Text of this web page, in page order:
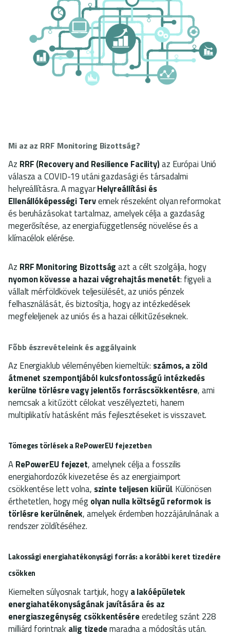
Mi az az RRF Monitoring Bizottság?
Az RRF (Recovery and Resilience Facility)az Európai Unió
válasza a COVID-19 utáni gazdasági és társadalmi
helyreállításra. A magyarHelyreállítási és
Ellenállóképességi Tervennek részeként olyan reformokat
és beruházásokat tartalmaz, amelyek célja a gazdaság
megerősítése, az energiafüggetlenség növelése és a
klímacélok elérése.
Az RRF Monitoring Bizottság azt a célt szolgálja, hogy
nyomon kövesse a hazai végrehajtás menetét: figyeli a
vállalt mérföldkövek teljesülését, az uniós pénzek
felhasználását, és biztosítja, hogy az intézkedések
megfeleljenek az uniós és a hazai célkitűzéseknek.
Főbb észrevételeink és aggályaink
Az Energiaklub véleményében kiemeltük: számos, a zöld
átmenet szempontjából kulcsfontosságú intézkedés
kerülne törlésre vagy jelentős forráscsökkentésre, ami
nemcsak a kitűzött célokat veszélyezteti, hanem
multiplikatív hatásként más fejlesztéseket is visszavet.
Tömeges törlések a RePowerEU fejezetben
A RePowerEU fejezet, amelynek célja a fosszilis
energiahordozók kivezetése és az energiaimport
csökkentése lett volna, szinte teljesen kiürül. Különösen
érthetetlen, hogy még olyan nulla költségű reformok is
törlésre kerülnének, amelyek érdemben hozzájárulnának a
rendszer zöldítéséhez.
Lakossági energiahatékonysági forrás: a korábbi keret tizedére
csökken
Kiemelten súlyosnak tartjuk, hogy a lakóépületek
energiahatékonyságának javítására és az
energiaszegénység csökkentéséreeredetileg szánt 228
milliárd forintnak alig tizedemaradna a módosítás után.